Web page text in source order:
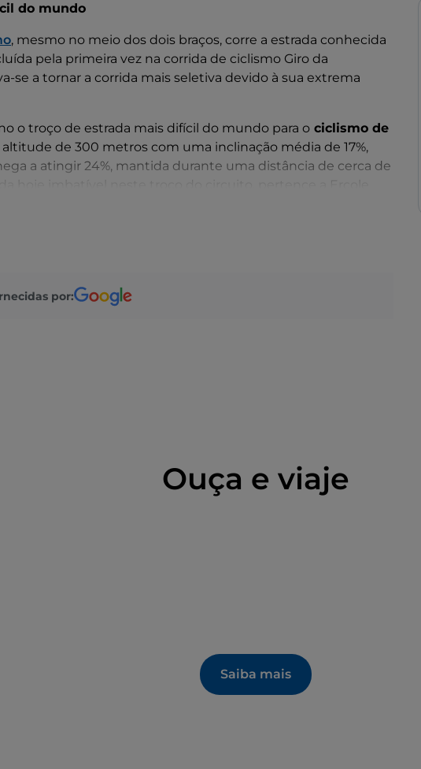
do mundo
, mesmo no meio dos dois braços, corre a estrada conhecida
pela primeira vez na corrida de ciclismo Giro da
se a tornar a corrida mais seletiva devido à sua extrema
o troço de estrada mais difícil do mundo para o ciclismo de
de 300 metros com uma inclinação média de 17%,
a atingir 24%, mantida durante uma distância de cerca de
o Lago de Como e as montanhas circundantes.
por:
Ouça e viaje
Saiba mais